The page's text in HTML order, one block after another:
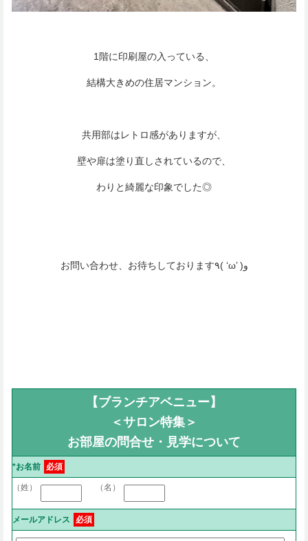
1階に印刷屋の入っている、
結構大きめの住居マンション。
共用部はレトロ感がありますが、
壁や扉は塗り直しされているので、
わりと綺麗な印象でした◎
お問い合わせ、お待ちしております٩( ‘ω’ )و
【ブランチアベニュー】
＜サロン特集＞
お部屋の問合せ・見学について
*お名前 必須
（姓） （名）
メールアドレス 必須